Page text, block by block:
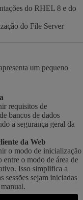
do RHEL 8 e do
do File Server
um pequeno
requisitos de
bancos de dados
a segurança geral da
da Web
o modo de inicialização
entre o modo de área de
Isso simplifica a
sessões sejam iniciadas